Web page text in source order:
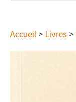
Accueil > Livres >